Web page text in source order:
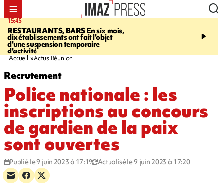
15:45
RESTAURANTS, BARSEn six mois,
dix établissements ont fait l'objet
d'une suspension temporaire
d'activité
17:17
Angeles, un homme vit
Accueil Actus Réunion
Recrutement
Police nationale : les
inscriptions au concours
de gardien de la paix
sont ouvertes
Publié le 9 juin 2023 à 17:19 Actualisé le 9 juin 2023 à 17:20